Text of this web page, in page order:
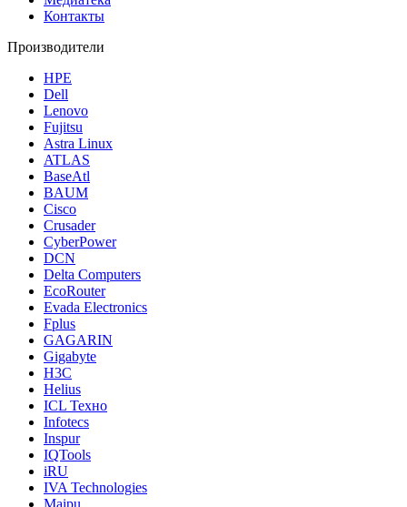
Контакты
Производители
HPE
Dell
Lenovo
Fujitsu
Astra Linux
ATLAS
BaseAtl
BAUM
Cisco
Crusader
CyberPower
DCN
Delta Computers
EcoRouter
Evada Electronics
Fplus
GAGARIN
Gigabyte
H3C
Helius
ICL Техно
Infotecs
Inspur
IQTools
iRU
IVA Technologies
Maipu